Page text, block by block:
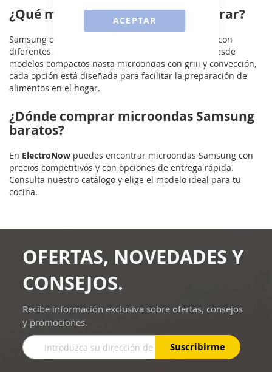
ACEPTAR
¿Qué microondas Samsung comprar?
Samsung ofrece una gran variedad de microondas con
diferentes capacidades y tecnologías avanzadas. Desde
modelos compactos hasta microondas con grill y convección,
cada opción está diseñada para facilitar la preparación de
alimentos en el hogar.
¿Dónde comprar microondas Samsung
baratos?
En ElectroNow puedes encontrar microondas Samsung con
precios competitivos y con opciones de entrega rápida.
Consulta nuestro catálogo y elige el modelo ideal para tu
cocina.
OFERTAS, NOVEDADES Y
CONSEJOS.
Recibe información exclusiva sobre ofertas, consejos
y promociones.
Inscríbase
a
Suscribirme